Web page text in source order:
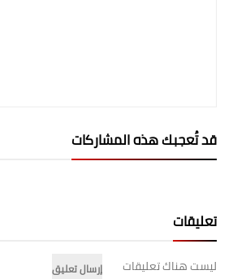
قد تُعجبك هذه المشاركات
تعليقات
ليست هناك تعليقات
إرسال تعليق